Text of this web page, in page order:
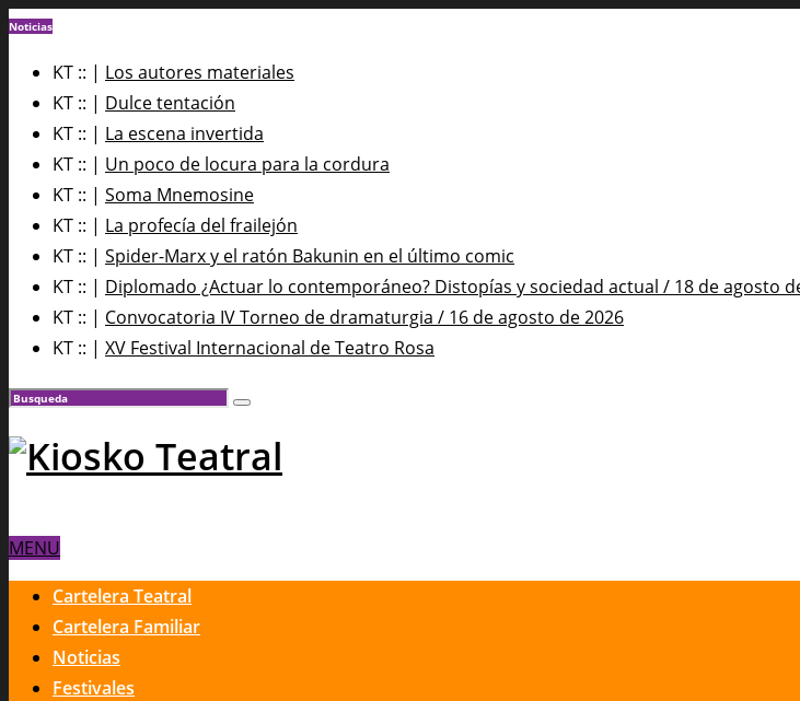
Noticias
KT :: | Los autores materiales
KT :: | Dulce tentación
KT :: | La escena invertida
KT :: | Un poco de locura para la cordura
KT :: | Soma Mnemosine
KT :: | La profecía del frailejón
KT :: | Spider-Marx y el ratón Bakunin en el último comic
KT :: | Diplomado ¿Actuar lo contemporáneo? Distopías y sociedad actual / 18 de agosto
KT :: | Convocatoria IV Torneo de dramaturgia / 16 de agosto de 2026
KT :: | XV Festival Internacional de Teatro Rosa
MENU
Cartelera Teatral
Cartelera Familiar
Noticias
Festivales